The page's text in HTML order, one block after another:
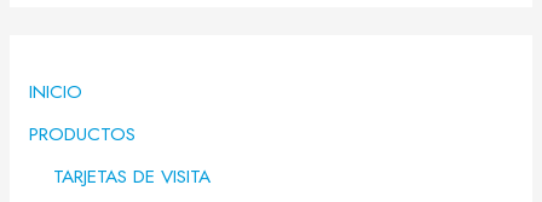
INICIO
PRODUCTOS
TARJETAS DE VISITA